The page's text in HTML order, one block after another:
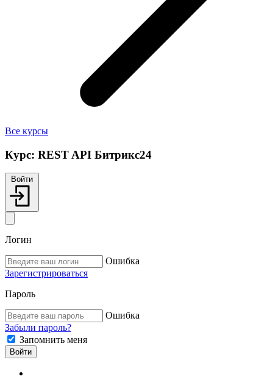
Все курсы
Курс: REST API Битрикс24
Войти
Логин
Ошибка
Зарегистрироваться
Пароль
Ошибка
Забыли пароль?
Запомнить меня
Войти